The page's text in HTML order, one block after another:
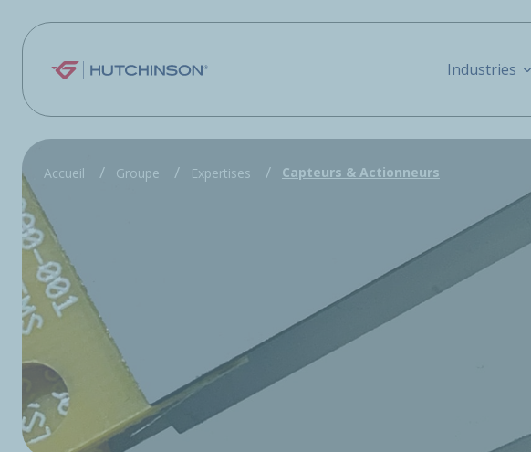
Aller au contenu principal
Industries
Accueil Groupe Expertises Capteurs & Actionneurs